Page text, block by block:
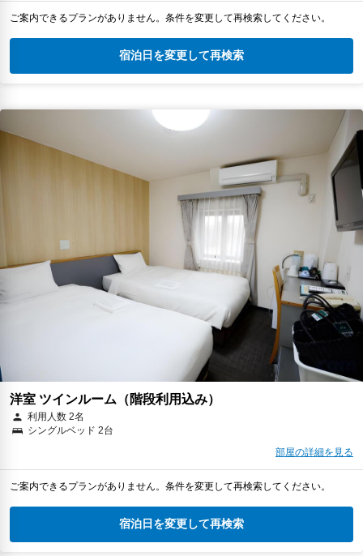
ご案内できるプランがありません。条件を変更して再検索してください。
宿泊日を変更して再検索
洋室 ツインルーム（階段利用込み）
利用人数 2名
シングルベッド 2台
部屋の詳細を見る
ご案内できるプランがありません。条件を変更して再検索してください。
宿泊日を変更して再検索